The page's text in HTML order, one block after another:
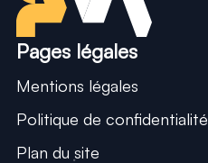
Pages légales
Mentions légales
Politique de confidentialité
Plan du site